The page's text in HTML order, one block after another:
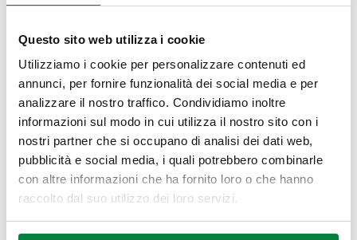
Questo sito web utilizza i cookie
Utilizziamo i cookie per personalizzare contenuti ed
annunci, per fornire funzionalità dei social media e per
analizzare il nostro traffico. Condividiamo inoltre
informazioni sul modo in cui utilizza il nostro sito con i
nostri partner che si occupano di analisi dei dati web,
pubblicità e social media, i quali potrebbero combinarle
con altre informazioni che ha fornito loro o che hanno
raccolto dal suo utilizzo dei loro servizi.
cambiamento, caratterizzato da obiettivi sempre più
progettisti, installatori, energy manager e tecnici specializzati
diventa determinante per il successo delle politiche europee.